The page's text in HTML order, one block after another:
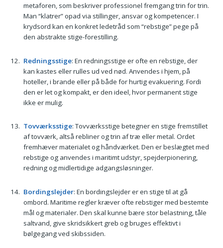
metaforen, som beskriver professionel fremgang trin for trin.
Man “klatrer” opad via stillinger, ansvar og kompetencer. I
krydsord kan en konkret ledetråd som “rebstige” pege på
den abstrakte stige-forestilling.
Redningsstige: En redningsstige er ofte en rebstige, der
kan kastes eller rulles ud ved nød. Anvendes i hjem, på
hoteller, i brande eller på både for hurtig evakuering. Fordi
den er let og kompakt, er den ideel, hvor permanent stige
ikke er mulig.
Tovværksstige: Tovværksstige betegner en stige fremstillet
af tovværk, altså rebliner og trin af træ eller metal. Ordet
fremhæver materialet og håndværket. Den er beslægtet med
rebstige og anvendes i maritimt udstyr, spejderpionering,
redning og midlertidige adgangsløsninger.
Bordingslejder: En bordingslejder er en stige til at gå
ombord. Maritime regler kræver ofte rebstiger med bestemte
mål og materialer. Den skal kunne bære stor belastning, tåle
saltvand, give skridsikkert greb og bruges effektivt i
bølgegang ved skibssiden.